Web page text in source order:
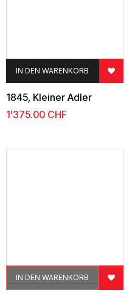
1845, Kleiner Adler
IN DEN WARENKORB
1'375.00CHF
IN DEN WARENKORB